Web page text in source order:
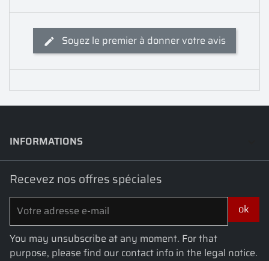
Soyez le premier à donner votre avis
INFORMATIONS
Recevez nos offres spéciales
You may unsubscribe at any moment. For that
purpose, please find our contact info in the legal notice.